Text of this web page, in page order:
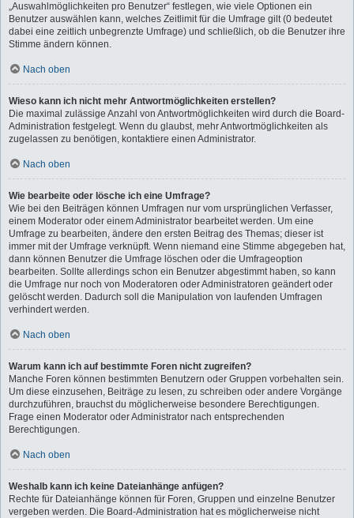
„Auswahlmöglichkeiten pro Benutzer“ festlegen, wie viele Optionen ein
Benutzer auswählen kann, welches Zeitlimit für die Umfrage gilt (0 bedeutet
dabei eine zeitlich unbegrenzte Umfrage) und schließlich, ob die Benutzer ihre
Stimme ändern können.
Nach oben
Wieso kann ich nicht mehr Antwortmöglichkeiten erstellen?
Die maximal zulässige Anzahl von Antwortmöglichkeiten wird durch die Board-
Administration festgelegt. Wenn du glaubst, mehr Antwortmöglichkeiten als
zugelassen zu benötigen, kontaktiere einen Administrator.
Nach oben
Wie bearbeite oder lösche ich eine Umfrage?
Wie bei den Beiträgen können Umfragen nur vom ursprünglichen Verfasser,
einem Moderator oder einem Administrator bearbeitet werden. Um eine
Umfrage zu bearbeiten, ändere den ersten Beitrag des Themas; dieser ist
immer mit der Umfrage verknüpft. Wenn niemand eine Stimme abgegeben hat,
dann können Benutzer die Umfrage löschen oder die Umfrageoption
bearbeiten. Sollte allerdings schon ein Benutzer abgestimmt haben, so kann
die Umfrage nur noch von Moderatoren oder Administratoren geändert oder
gelöscht werden. Dadurch soll die Manipulation von laufenden Umfragen
verhindert werden.
Nach oben
Warum kann ich auf bestimmte Foren nicht zugreifen?
Manche Foren können bestimmten Benutzern oder Gruppen vorbehalten sein.
Um diese einzusehen, Beiträge zu lesen, zu schreiben oder andere Vorgänge
durchzuführen, brauchst du möglicherweise besondere Berechtigungen.
Frage einen Moderator oder Administrator nach entsprechenden
Berechtigungen.
Nach oben
Weshalb kann ich keine Dateianhänge anfügen?
Rechte für Dateianhänge können für Foren, Gruppen und einzelne Benutzer
vergeben werden. Die Board-Administration hat es möglicherweise nicht